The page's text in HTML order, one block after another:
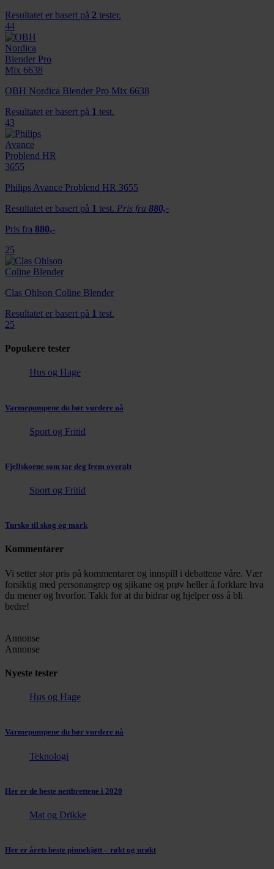
Resultatet er basert på 2 tester.
44
OBH Nordica Blender Pro Mix 6638
Resultatet er basert på 1 test.
43
Philips Avance Problend HR 3655
Resultatet er basert på 1 test. Pris fra 880,-
Pris fra 880,-
25
Clas Ohlson Coline Blender
Resultatet er basert på 1 test.
25
Populære tester
Hus og Hage
Varmepumpene du bør vurdere nå
Sport og Fritid
Fjellskoene som tar deg frem overalt
Sport og Fritid
Tursko til skog og mark
Kommentarer
Vi setter stor pris på kommentarer og innspill i debattene våre. Vær
forsiktig med personangrep og sjikane og prøv heller å forklare hva
du mener og hvorfor. Takk for at du bidrar og hjelper oss å bli
bedre!
Annonse
Annonse
Nyeste tester
Hus og Hage
Varmepumpene du bør vurdere nå
Teknologi
Her er de beste nettbrettene i 2020
Mat og Drikke
Her er årets beste pinnekjøtt – røkt og urøkt